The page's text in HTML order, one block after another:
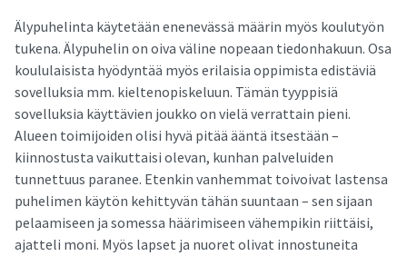
Älypuhelinta käytetään enenevässä määrin myös koulutyön
tukena. Älypuhelin on oiva väline nopeaan tiedonhakuun. Osa
koululaisista hyödyntää myös erilaisia oppimista edistäviä
sovelluksia mm. kieltenopiskeluun. Tämän tyyppisiä
sovelluksia käyttävien joukko on vielä verrattain pieni.
Alueen toimijoiden olisi hyvä pitää ääntä itsestään –
kiinnostusta vaikuttaisi olevan, kunhan palveluiden
tunnettuus paranee. Etenkin vanhemmat toivoivat lastensa
puhelimen käytön kehittyvän tähän suuntaan – sen sijaan
pelaamiseen ja somessa häärimiseen vähempikin riittäisi,
ajatteli moni. Myös lapset ja nuoret olivat innostuneita